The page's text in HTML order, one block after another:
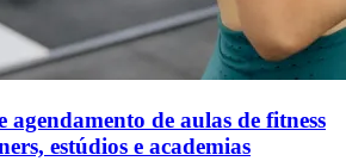
agendamento de aulas de fitness
estúdios e academias